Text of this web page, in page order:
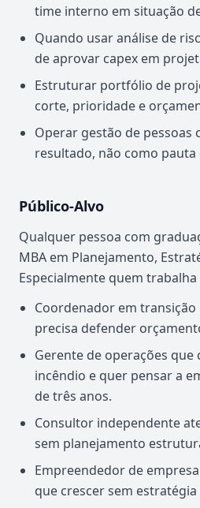
time interno em situação
Quando usar análise de
de aprovar capex em
Estruturar portfólio de
corte, prioridade e
Operar gestão de pessoas
resultado, não como pauta
Público-Alvo
Qualquer pessoa com
MBA em Planejamento,
Especialmente quem trabalha
Coordenador em
precisa defender
Gerente de operações que
incêndio e quer pensar a
de três anos.
Consultor independente
sem planejamento
Empreendedor de
que crescer sem